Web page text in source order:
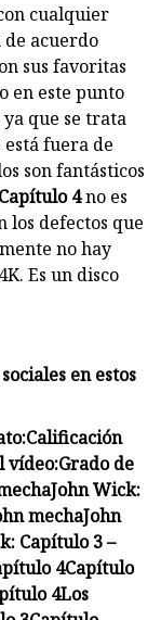
cualquier
acuerdo
sus favoritas
en este punto
que se trata
fuera de
son fantásticos
4no es
los defectos que
no hay
Es un disco
en estos
Calificación
vídeo:Grado de
John Wick:
mechaJohn
Capítulo 3 –
4Capítulo
4Los